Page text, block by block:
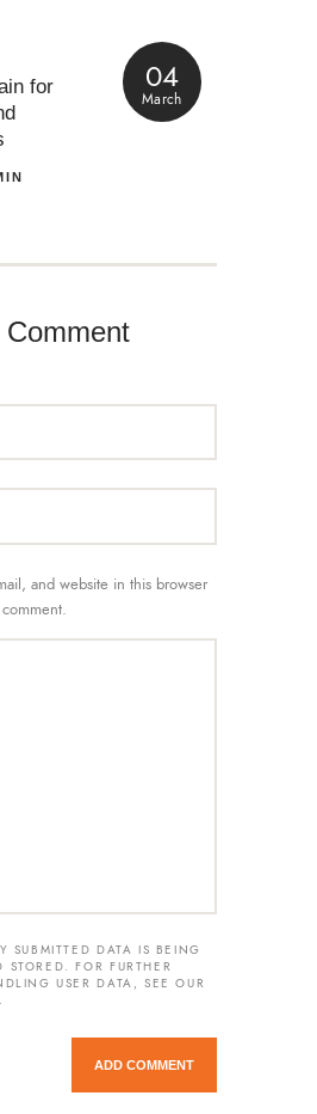
04
March
for
and website in this browser
SUBMITTED DATA IS BEING
FOR FURTHER
USER DATA, SEE OUR
.